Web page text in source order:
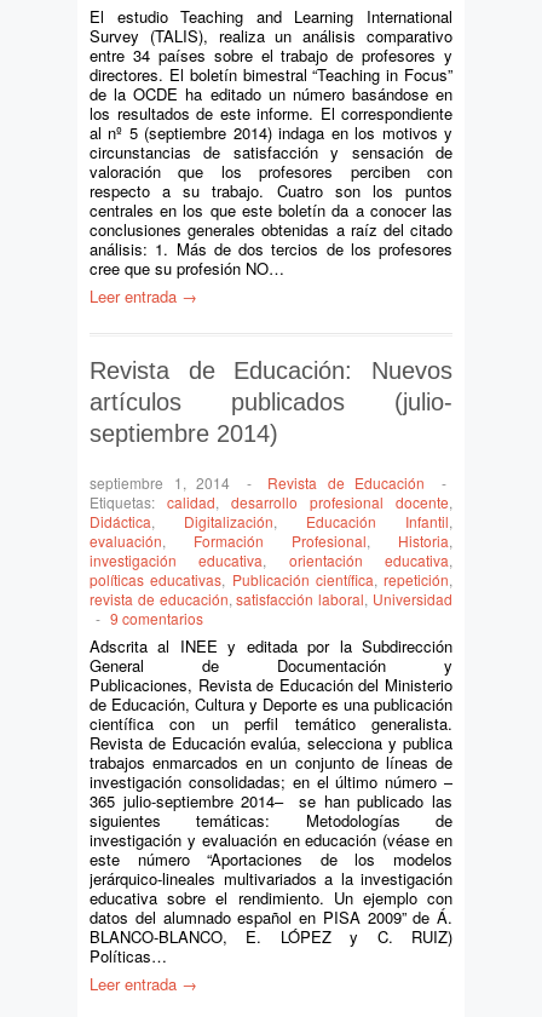
El estudio Teaching and Learning International
Survey (TALIS), realiza un análisis comparativo
entre 34 países sobre el trabajo de profesores y
directores. El boletín bimestral “Teaching in Focus”
de la OCDE ha editado un número basándose en
los resultados de este informe. El correspondiente
al nº 5 (septiembre 2014) indaga en los motivos y
circunstancias de satisfacción y sensación de
valoración que los profesores perciben con
respecto a su trabajo. Cuatro son los puntos
centrales en los que este boletín da a conocer las
conclusiones generales obtenidas a raíz del citado
análisis: 1. Más de dos tercios de los profesores
cree que su profesión NO…
Leer entrada →
Revista de Educación: Nuevos
artículos publicados (julio-
septiembre 2014)
septiembre 1, 2014 - Revista de Educación
-
Etiquetas: calidad, desarrollo profesional docente,
Didáctica, Digitalización, Educación Infantil,
evaluación, Formación Profesional, Historia,
investigación educativa, orientación educativa,
políticas educativas, Publicación científica, repetición,
revista de educación,satisfacción laboral, Universidad
- 9 comentarios
Adscrita al INEE y editada por la Subdirección
General de Documentación y
Publicaciones, Revista de Educación del Ministerio
de Educación, Cultura y Deporte es una publicación
científica con un perfil temático generalista.
Revista de Educación evalúa, selecciona y publica
trabajos enmarcados en un conjunto de líneas de
investigación consolidadas; en el último número –
365 julio-septiembre 2014– se han publicado las
siguientes temáticas: Metodologías de
investigación y evaluación en educación (véase en
este número “Aportaciones de los modelos
jerárquico-lineales multivariados a la investigación
educativa sobre el rendimiento. Un ejemplo con
datos del alumnado español en PISA 2009” de Á.
BLANCO-BLANCO, E. LÓPEZ y C. RUIZ)
Políticas…
Leer entrada →